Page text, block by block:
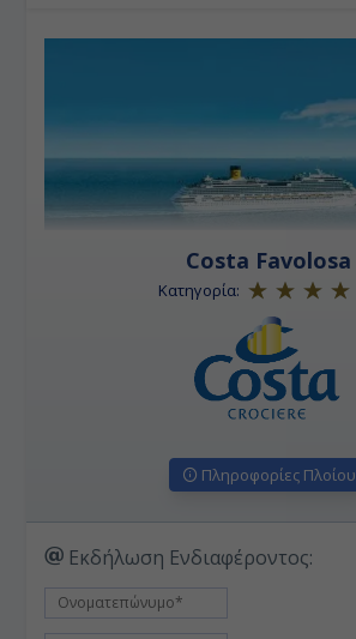
Costa Favolosa
Κατηγορία:
Πληροφορίες Πλοίου
Εκδήλωση Ενδιαφέροντος: